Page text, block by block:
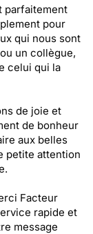
parfaitement
pour
qui nous sont
un collègue,
celui qui la
de joie et
de bonheur
aux belles
petite attention
Facteur
rapide et
message